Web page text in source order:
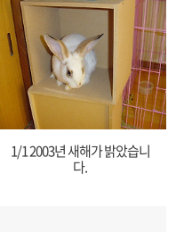
1/1 2003년 새해가 밝았습니
다.